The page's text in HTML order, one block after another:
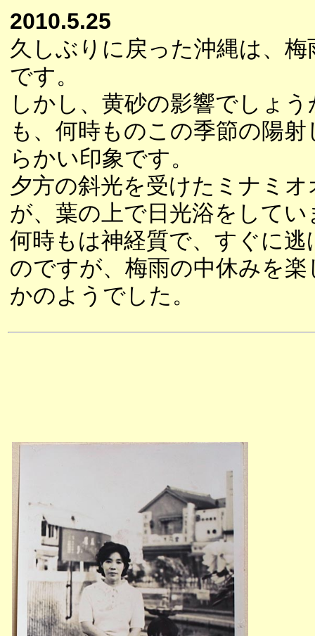
2010.5.25
久しぶりに戻った沖縄は、梅
です。
しかし、黄砂の影響でしょ
も、何時ものこの季節の陽
らかい印象です。
夕方の斜光を受けたミナミ
が、葉の上で日光浴をしてい
何時もは神経質で、すぐに
のですが、梅雨の中休みを
かのようでした。